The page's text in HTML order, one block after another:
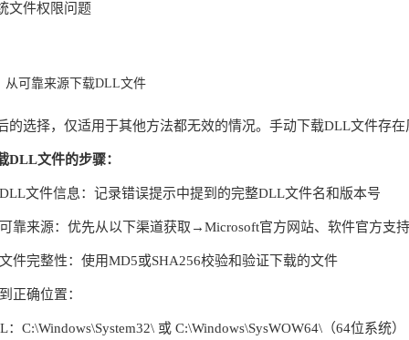
文件权限问题
从可靠来源下载DLL文件
的选择，仅适用于其他方法都无效的情况。手动下载DLL文件存
DLL文件的步骤：
文件信息：记录错误提示中提到的完整DLL文件名和版本号
靠来源：优先从以下渠道获取→Microsoft官方网站、软件官方支
件完整性：使用MD5或SHA256校验和验证下载的文件
正确位置：
：C:\Windows\System32\ 或 C:\Windows\SysWOW64\（64位系统）